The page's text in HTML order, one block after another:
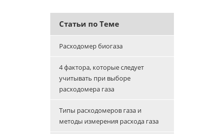
Статьи по Теме
Расходомер биогаза
4 фактора, которые следует
учитывать при выборе
расходомера газа
Типы расходомеров газа и
методы измерения расхода газа